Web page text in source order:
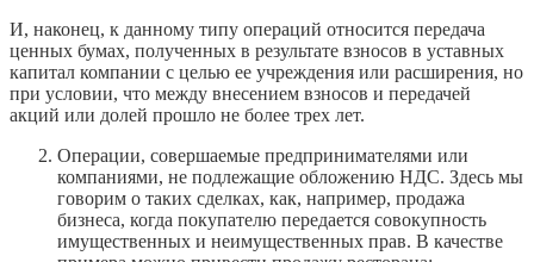
И, наконец, к данному типу операций относится передача
ценных бумах, полученных в результате взносов в уставных
капитал компании с целью ее учреждения или расширения, но
при условии, что между внесением взносов и передачей
акций или долей прошло не более трех лет.
Операции, совершаемые предпринимателями или
компаниями, не подлежащие обложению НДС. Здесь мы
говорим о таких сделках, как, например, продажа
бизнеса, когда покупателю передается совокупность
имущественных и неимущественных прав. В качестве